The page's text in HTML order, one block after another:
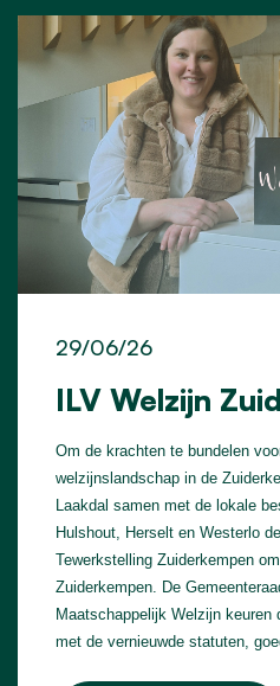
ILV Welzijn
29/06/26
Om de krachten te bundelen
welzijnslandschap in de
Laakdal samen met de lokale
Hulshout, Herselt en Westerlo
Tewerkstelling Zuiderkempen
Zuiderkempen. De
Maatschappelijk Welzijn
met de vernieuwde statuten,